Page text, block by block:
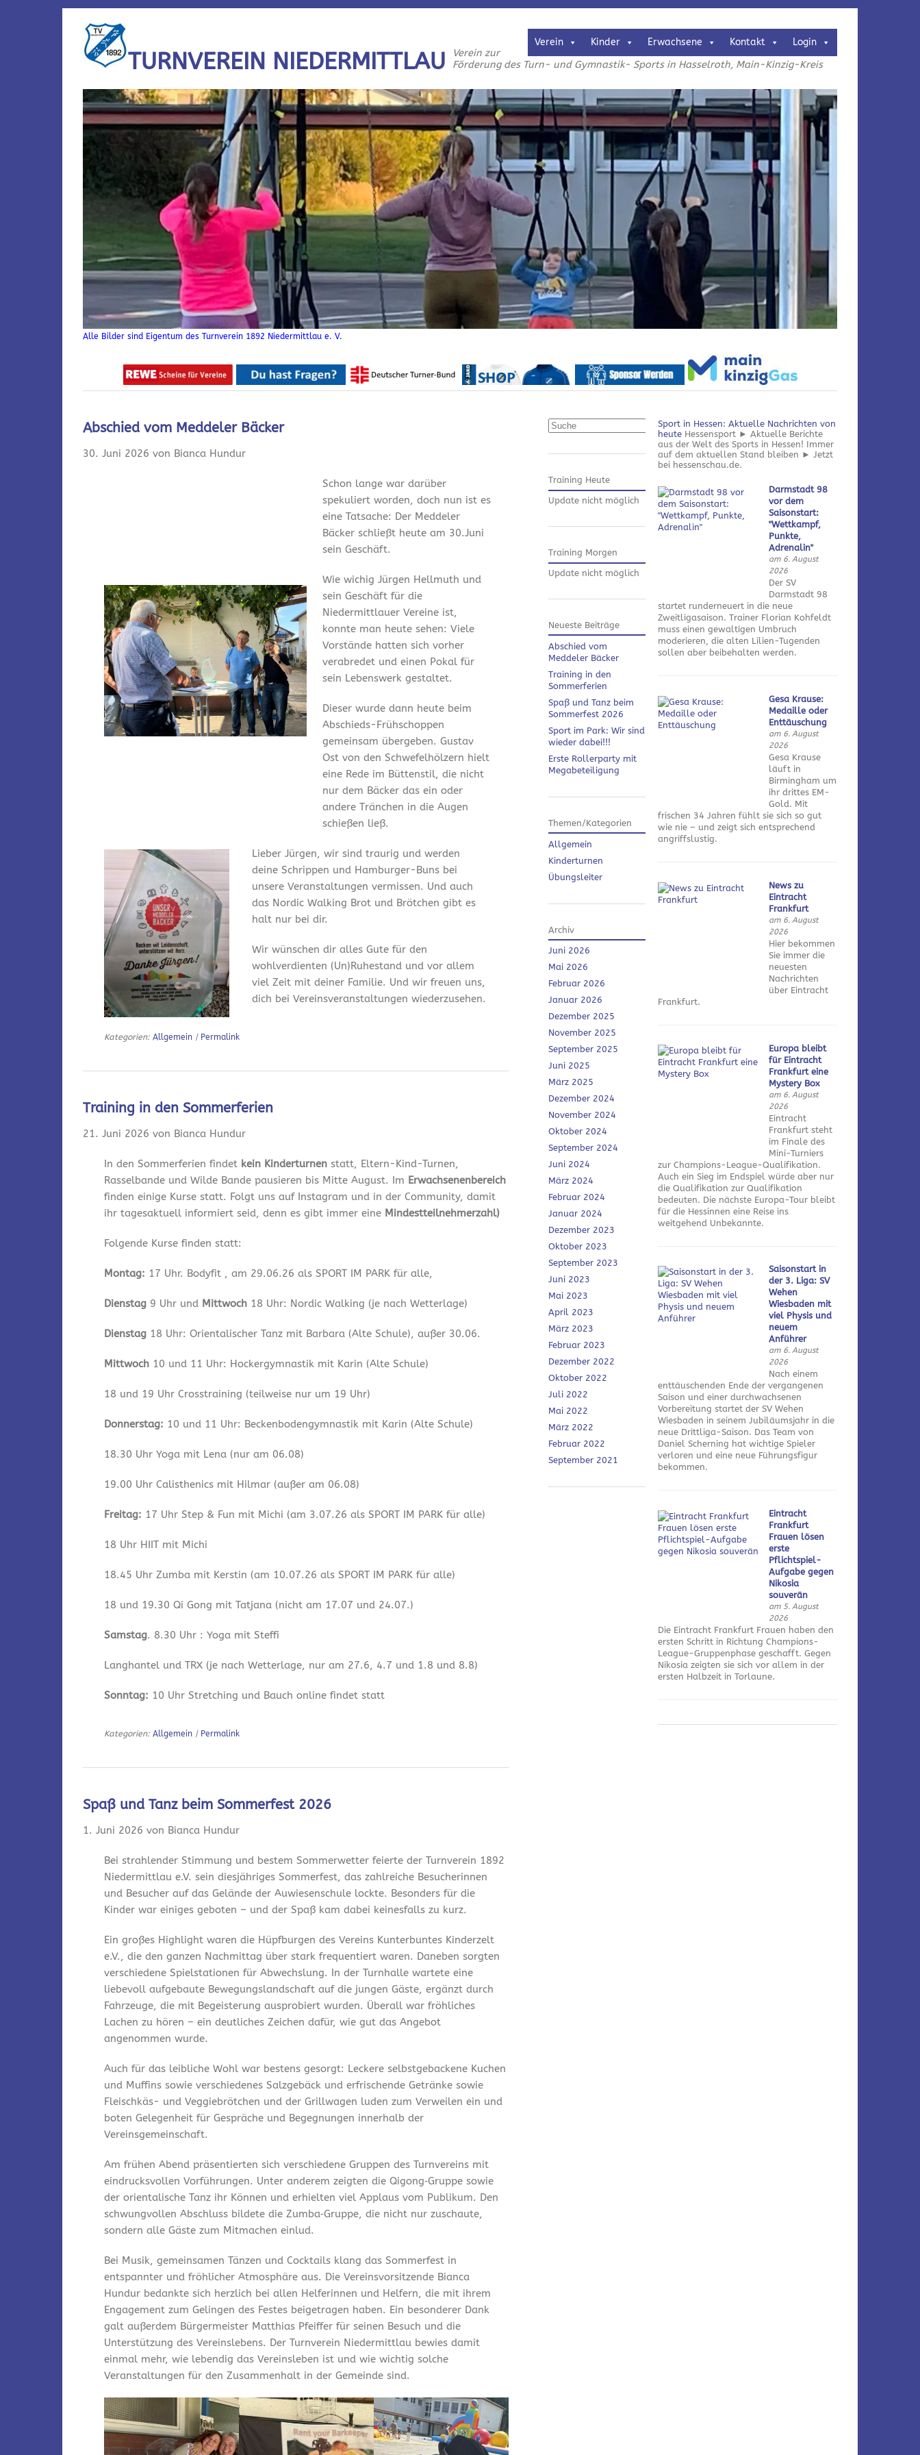
Verein Kinder Erwachsene Kontakt Login
TURNVEREIN NIEDERMITTLAU
Verein zur
Förderung des Turn- und Gymnastik- Sports in Hasselroth, Main-Kinzig-Kreis
Alle Bilder sind Eigentum des Turnverein 1892 Niedermittlau e. V.
Abschied vom Meddeler Bäcker
30. Juni 2026 von Bianca Hundur
Schon lange war darüber
spekuliert worden, doch nun ist es
eine Tatsache: Der Meddeler
Bäcker schließt heute am 30.Juni
sein Geschäft.
Wie wichig Jürgen Hellmuth und
sein Geschäft für die
Niedermittlauer Vereine ist,
konnte man heute sehen: Viele
Vorstände hatten sich vorher
verabredet und einen Pokal für
sein Lebenswerk gestaltet.
Dieser wurde dann heute beim
Abschieds-Frühschoppen
gemeinsam übergeben. Gustav
Ost von den Schwefelhölzern hielt
eine Rede im Büttenstil, die nicht
nur dem Bäcker das ein oder
andere Tränchen in die Augen
schießen ließ.
Lieber Jürgen, wir sind traurig und werden
deine Schrippen und Hamburger-Buns bei
unsere Veranstaltungen vermissen. Und auch
das Nordic Walking Brot und Brötchen gibt es
halt nur bei dir.
Wir wünschen dir alles Gute für den
wohlverdienten (Un)Ruhestand und vor allem
viel Zeit mit deiner Familie. Und wir freuen uns,
dich bei Vereinsveranstaltungen wiederzusehen.
Kategorien:Allgemein | Permalink
Training in den Sommerferien
21. Juni 2026 von Bianca Hundur
In den Sommerferien findet kein Kinderturnen statt, Eltern-Kind-Turnen,
Rasselbande und Wilde Bande pausieren bis Mitte August. Im Erwachsenenbereich
finden einige Kurse statt. Folgt uns auf Instagram und in der Community, damit
ihr tagesaktuell informiert seid, denn es gibt immer eine Mindestteilnehmerzahl)
Folgende Kurse finden statt:
Montag: 17 Uhr. Bodyfit , am 29.06.26 als SPORT IM PARK für alle,
Dienstag 9 Uhr und Mittwoch 18 Uhr: Nordic Walking (je nach Wetterlage)
Dienstag 18 Uhr: Orientalischer Tanz mit Barbara (Alte Schule), außer 30.06.
Mittwoch 10 und 11 Uhr: Hockergymnastik mit Karin (Alte Schule)
18 und 19 Uhr Crosstraining (teilweise nur um 19 Uhr)
Donnerstag: 10 und 11 Uhr: Beckenbodengymnastik mit Karin (Alte Schule)
18.30 Uhr Yoga mit Lena (nur am 06.08)
19.00 Uhr Calisthenics mit Hilmar (außer am 06.08)
Freitag: 17 Uhr Step & Fun mit Michi (am 3.07.26 als SPORT IM PARK für alle)
18 Uhr HIIT mit Michi
18.45 Uhr Zumba mit Kerstin (am 10.07.26 als SPORT IM PARK für alle)
18 und 19.30 Qi Gong mit Tatjana (nicht am 17.07 und 24.07.)
Samstag. 8.30 Uhr : Yoga mit Steffi
Langhantel und TRX (je nach Wetterlage, nur am 27.6, 4.7 und 1.8 und 8.8)
Sonntag: 10 Uhr Stretching und Bauch online findet statt
Kategorien:Allgemein | Permalink
Spaß und Tanz beim Sommerfest 2026
1. Juni 2026 von Bianca Hundur
Bei strahlender Stimmung und bestem Sommerwetter feierte der Turnverein 1892
Niedermittlau e.V. sein diesjähriges Sommerfest, das zahlreiche Besucherinnen
und Besucher auf das Gelände der Auwiesenschule lockte. Besonders für die
Kinder war einiges geboten – und der Spaß kam dabei keinesfalls zu kurz.
Ein großes Highlight waren die Hüpfburgen des Vereins Kunterbuntes Kinderzelt
e.V., die den ganzen Nachmittag über stark frequentiert waren. Daneben sorgten
verschiedene Spielstationen für Abwechslung. In der Turnhalle wartete eine
liebevoll aufgebaute Bewegungslandschaft auf die jungen Gäste, ergänzt durch
Fahrzeuge, die mit Begeisterung ausprobiert wurden. Überall war fröhliches
Lachen zu hören – ein deutliches Zeichen dafür, wie gut das Angebot
angenommen wurde.
Auch für das leibliche Wohl war bestens gesorgt: Leckere selbstgebackene Kuchen
und Muffins sowie verschiedenes Salzgebäck und erfrischende Getränke sowie
Fleischkäs- und Veggiebrötchen und der Grillwagen luden zum Verweilen ein und
boten Gelegenheit für Gespräche und Begegnungen innerhalb der
Vereinsgemeinschaft.
Am frühen Abend präsentierten sich verschiedene Gruppen des Turnvereins mit
eindrucksvollen Vorführungen. Unter anderem zeigten die Qigong‑Gruppe sowie
der orientalische Tanz ihr Können und erhielten viel Applaus vom Publikum. Den
schwungvollen Abschluss bildete die Zumba‑Gruppe, die nicht nur zuschaute,
sondern alle Gäste zum Mitmachen einlud.
Bei Musik, gemeinsamen Tänzen und Cocktails klang das Sommerfest in
entspannter und fröhlicher Atmosphäre aus. Die Vereinsvorsitzende Bianca
Hundur bedankte sich herzlich bei allen Helferinnen und Helfern, die mit ihrem
Engagement zum Gelingen des Festes beigetragen haben. Ein besonderer Dank
galt außerdem Bürgermeister Matthias Pfeiffer für seinen Besuch und die
Unterstützung des Vereinslebens. Der Turnverein Niedermittlau bewies damit
einmal mehr, wie lebendig das Vereinsleben ist und wie wichtig solche
Veranstaltungen für den Zusammenhalt in der Gemeinde sind.
Suchen
Training Heute
Update nicht möglich
Training Morgen
Update nicht möglich
Neueste Beiträge
Abschied vom
Meddeler Bäcker
Training in den
Sommerferien
Spaß und Tanz beim
Sommerfest 2026
Sport im Park: Wir sind
wieder dabei!!!
Erste Rollerparty mit
Megabeteiligung
Themen/Kategorien
Allgemein
Kinderturnen
Übungsleiter
Archiv
Juni 2026
Mai 2026
Februar 2026
Januar 2026
Dezember 2025
November 2025
September 2025
Juni 2025
März 2025
Dezember 2024
November 2024
Oktober 2024
September 2024
Juni 2024
März 2024
Februar 2024
Januar 2024
Dezember 2023
Oktober 2023
September 2023
Juni 2023
Mai 2023
April 2023
März 2023
Februar 2023
Dezember 2022
Oktober 2022
Juli 2022
Mai 2022
März 2022
Februar 2022
September 2021
Sport in Hessen: Aktuelle Nachrichten von
heute Hessensport ► Aktuelle Berichte
aus der Welt des Sports in Hessen! Immer
auf dem aktuellen Stand bleiben ► Jetzt
bei hessenschau.de.
Darmstadt 98
vor dem
Saisonstart:
"Wettkampf,
Punkte,
Adrenalin"
am 6. August
2026
Der SV
Darmstadt 98
startet runderneuert in die neue
Zweitligasaison. Trainer Florian Kohfeldt
muss einen gewaltigen Umbruch
moderieren, die alten Lilien-Tugenden
sollen aber beibehalten werden.
Gesa Krause:
Medaille oder
Enttäuschung
am 6. August
2026
Gesa Krause
läuft in
Birmingham um
ihr drittes EM-
Gold. Mit
frischen 34 Jahren fühlt sie sich so gut
wie nie – und zeigt sich entsprechend
angriffslustig.
News zu
Eintracht
Frankfurt
am 6. August
2026
Hier bekommen
Sie immer die
neuesten
Nachrichten
über Eintracht
Frankfurt.
Europa bleibt
für Eintracht
Frankfurt eine
Mystery Box
am 6. August
2026
Eintracht
Frankfurt steht
im Finale des
Mini-Turniers
zur Champions-League-Qualifikation.
Auch ein Sieg im Endspiel würde aber nur
die Qualifikation zur Qualifikation
bedeuten. Die nächste Europa-Tour bleibt
für die Hessinnen eine Reise ins
weitgehend Unbekannte.
Saisonstart in
der 3. Liga: SV
Wehen
Wiesbaden mit
viel Physis und
neuem
Anführer
am 6. August
2026
Nach einem
enttäuschenden Ende der vergangenen
Saison und einer durchwachsenen
Vorbereitung startet der SV Wehen
Wiesbaden in seinem Jubiläumsjahr in die
neue Drittliga-Saison. Das Team von
Daniel Scherning hat wichtige Spieler
verloren und eine neue Führungsfigur
bekommen.
Eintracht
Frankfurt
Frauen lösen
erste
Pflichtspiel-
Aufgabe gegen
Nikosia
souverän
am 5. August
2026
Die Eintracht Frankfurt Frauen haben den
ersten Schritt in Richtung Champions-
League-Gruppenphase geschafft. Gegen
Nikosia zeigten sie sich vor allem in der
ersten Halbzeit in Torlaune.